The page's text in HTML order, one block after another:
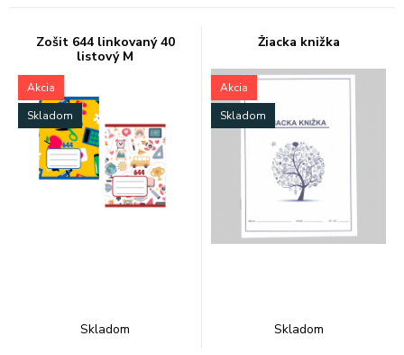
Zošit 644 linkovaný 40
listový M
Akcia
Skladom
Skladom
Žiacka knižka
Akcia
Skladom
Skladom